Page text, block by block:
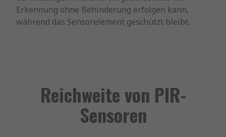
Erkennung ohne Behinderung erfolgen kann,
während das Sensorelement geschützt bleibt.
Reichweite von PIR-
Sensoren